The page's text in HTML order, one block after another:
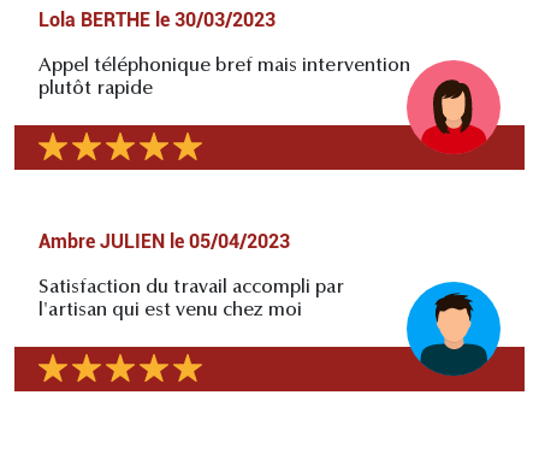
Lola BERTHE le 30/03/2023
Appel téléphonique bref mais intervention
plutôt rapide
Ambre JULIEN le 05/04/2023
Satisfaction du travail accompli par
l'artisan qui est venu chez moi